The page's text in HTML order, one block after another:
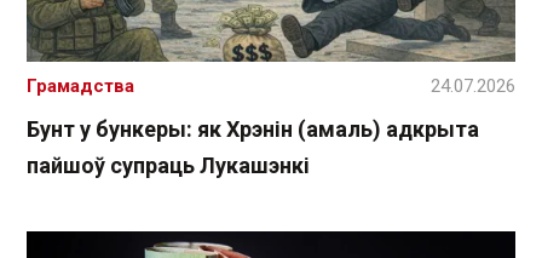
Бунт у бункеры: як Хрэнін (амаль) адкрыта
пайшоў супраць Лукашэнкі
Грамадства 24.07.2026